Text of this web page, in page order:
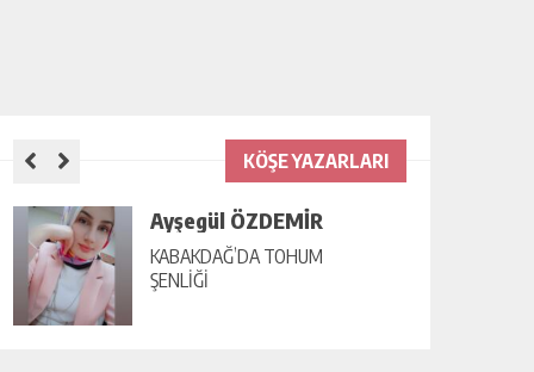
KÖŞE YAZARLARI
Ayşegül ÖZDEMİR
KABAKDAĞ’DA TOHUM
ŞENLİĞİ